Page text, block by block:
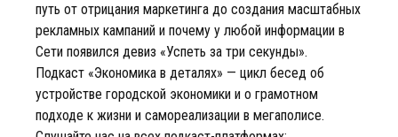
путь от отрицания маркетинга до создания масштабных
рекламных кампаний и почему у любой информации в
Сети появился девиз «Успеть за три секунды».
Подкаст «Экономика в деталях» — цикл бесед об
устройстве городской экономики и о грамотном
подходе к жизни и самореализации в мегаполисе.